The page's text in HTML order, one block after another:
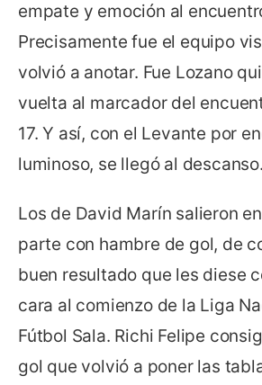
empate y emoción al
Precisamente fue el equipo
volvió a anotar. Fue Lozano
vuelta al marcador del
17. Y así, con el Levante por
luminoso, se llegó al descanso.
Los de David Marín salieron
parte con hambre de gol, de
buen resultado que les diese
cara al comienzo de la Liga
Fútbol Sala. Richi Felipe
gol que volvió a poner las